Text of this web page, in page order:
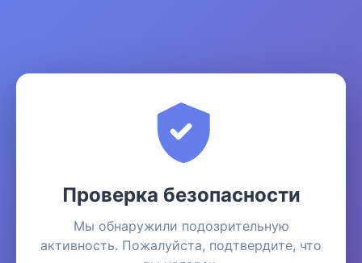
Проверка безопасности
Мы обнаружили подозрительную
активность. Пожалуйста, подтвердите, что